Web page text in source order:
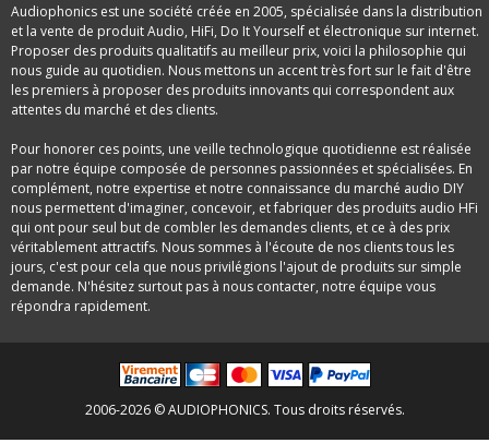
Audiophonics est une société créée en 2005, spécialisée dans la distribution
et la vente de produit Audio, HiFi, Do It Yourself et électronique sur internet.
Proposer des produits qualitatifs au meilleur prix, voici la philosophie qui
nous guide au quotidien. Nous mettons un accent très fort sur le fait d'être
les premiers à proposer des produits innovants qui correspondent aux
attentes du marché et des clients.
Pour honorer ces points, une veille technologique quotidienne est réalisée
par notre équipe composée de personnes passionnées et spécialisées. En
complément, notre expertise et notre connaissance du marché audio DIY
nous permettent d'imaginer, concevoir, et fabriquer des produits audio HFi
qui ont pour seul but de combler les demandes clients, et ce à des prix
véritablement attractifs. Nous sommes à l'écoute de nos clients tous les
jours, c'est pour cela que nous privilégions l'ajout de produits sur simple
demande. N'hésitez surtout pas à nous contacter, notre équipe vous
répondra rapidement.
2006-2026 © AUDIOPHONICS. Tous droits réservés.